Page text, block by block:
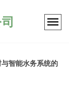
智能水务系统的